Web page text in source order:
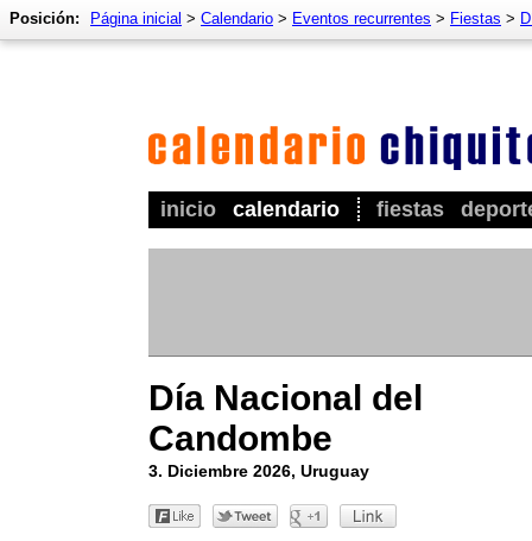
inicio calendario fiestas
Posición: Página inicial > Calendario > Eventos recurrentes > Fiestas >
Día Nacional del
Candombe
3. Diciembre 2026, Uruguay